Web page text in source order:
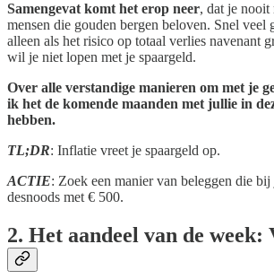
Samengevat komt het erop neer, dat je nooit
mensen die gouden bergen beloven. Snel veel
alleen als het risico op totaal verlies navenant
wil je niet lopen met je spaargeld.
Over alle verstandige manieren om met je
ik het de komende maanden met jullie in
hebben.
TL;DR: Inflatie vreet je spaargeld op.
ACTIE: Zoek een manier van beleggen die
desnoods met € 500.
2. Het aandeel van de